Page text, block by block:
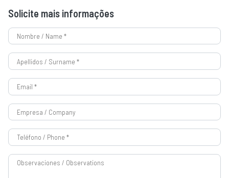
Solicite mais informações